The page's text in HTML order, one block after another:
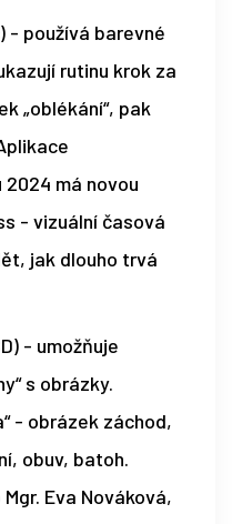
- používá barevné
rutinu krok za
„oblékání“, pak
má novou
- vizuální časová
jak dlouho trvá
- umožňuje
s obrázky.
- obrázek záchod,
obuv, batoh.
Eva Nováková,